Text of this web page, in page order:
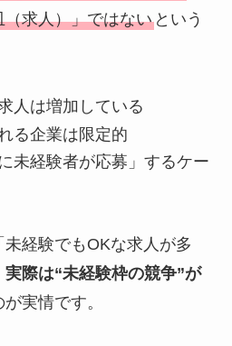
求人）」ではないという
人は増加している
る企業は限定的
未経験者が応募」するケー
経験でもOKな求人が多
実際は“未経験枠の競争”が
実情です。